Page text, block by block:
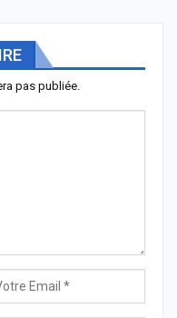
pas publiée.